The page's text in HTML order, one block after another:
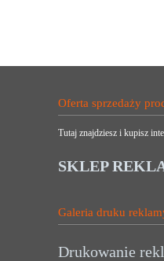
Oferta sprzedaży
Tutaj znajdziesz i kupisz
SKLEP
Galeria druku
Drukowanie